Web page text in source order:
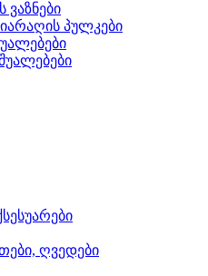
პულკები
ღვედები